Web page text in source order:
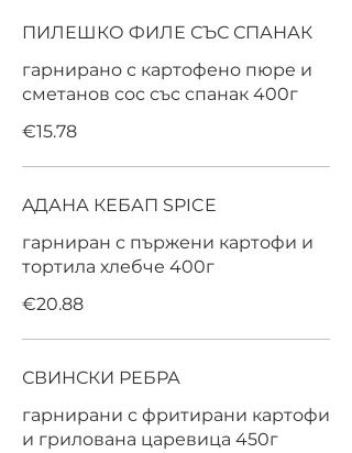
ПИЛЕШКО ФИЛЕ СЪС СПАНАК
гарнирано с картофено пюре и
сметанов сос със спанак 400г
€15.78
AДАНА КЕБАП SPICE
гарниран с пържени картофи и
тортила хлебче 400г
€20.88
СВИНСКИ РЕБРА
гарнирани с фритирани картофи
и грилована царевица 450г